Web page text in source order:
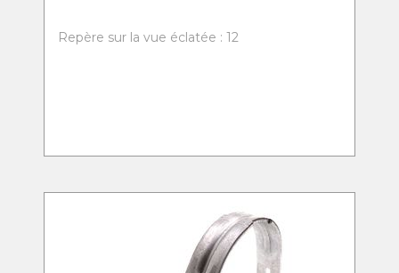
Repère sur la vue éclatée : 12